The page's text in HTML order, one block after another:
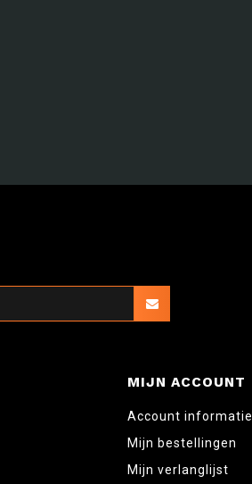
MIJN ACCOUNT
Account informatie
Mijn bestellingen
Mijn verlanglijst